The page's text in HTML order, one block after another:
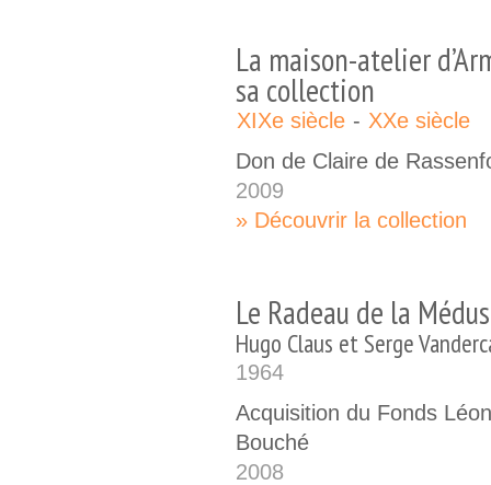
La maison-atelier
sa collection
XIXe siècle
XXe siècle
Don de Claire de
2009
Découvrir la collection
Le Radeau de la
Hugo Claus et Serge
1964
Acquisition du Fonds
Bouché
2008